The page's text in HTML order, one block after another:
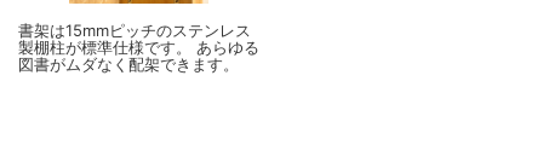
書架は15mmピッチのステンレス
製棚柱が標準仕様です。 あらゆる
図書がムダなく配架できます。